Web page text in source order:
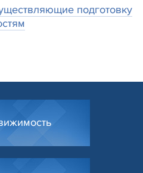
подготовку